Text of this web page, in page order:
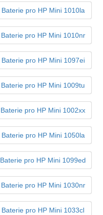
Baterie pro HP Mini 1010la
Baterie pro HP Mini 1010nr
Baterie pro HP Mini 1097ei
Baterie pro HP Mini 1009tu
Baterie pro HP Mini 1002xx
Baterie pro HP Mini 1050la
Baterie pro HP Mini 1099ed
Baterie pro HP Mini 1030nr
Baterie pro HP Mini 1033cl